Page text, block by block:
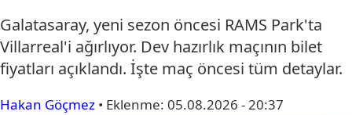
Galatasaray, yeni sezon öncesi RAMS Park'ta
Villarreal'i ağırlıyor. Dev hazırlık maçının bilet
fiyatları açıklandı. İşte maç öncesi tüm detaylar.
Hakan Göçmez • Eklenme: 05.08.2026 - 20:37